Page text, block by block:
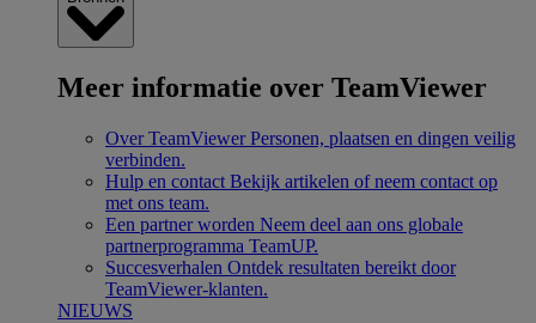
Meer informatie over TeamViewer
Over TeamViewer Personen, plaatsen en dingen veilig
verbinden.
Hulp en contact Bekijk artikelen of neem contact op
met ons team.
Een partner worden Neem deel aan ons globale
partnerprogramma TeamUP.
Succesverhalen Ontdek resultaten bereikt door
TeamViewer-klanten.
NIEUWS